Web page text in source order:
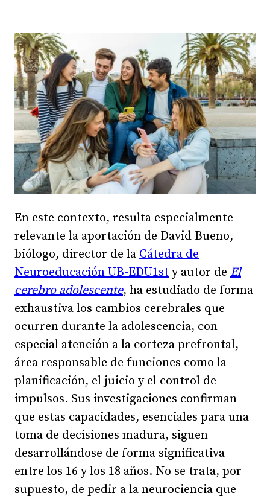
En este contexto, resulta especialmente
relevante la aportación de David Bueno,
biólogo, director de la Cátedra de
Neuroeducación UB-EDU1st y autor de El
cerebro adolescente, ha estudiado de forma
exhaustiva los cambios cerebrales que
ocurren durante la adolescencia, con
especial atención a la corteza prefrontal,
área responsable de funciones como la
planificación, el juicio y el control de
impulsos. Sus investigaciones confirman
que estas capacidades, esenciales para una
toma de decisiones madura, siguen
desarrollándose de forma significativa
entre los 16 y los 18 años. No se trata, por
supuesto, de pedir a la neurociencia que